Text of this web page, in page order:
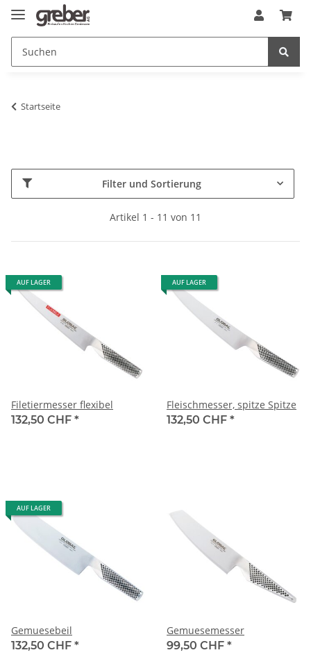
Startseite
Filter und Sortierung
Artikel 1 - 11 von 11
AUF LAGER
Filetiermesser flexibel
132,50 CHF *
AUF LAGER
Fleischmesser, spitze Spitze
132,50 CHF *
AUF LAGER
Gemuesebeil
132,50 CHF *
Gemuesemesser
99,50 CHF *